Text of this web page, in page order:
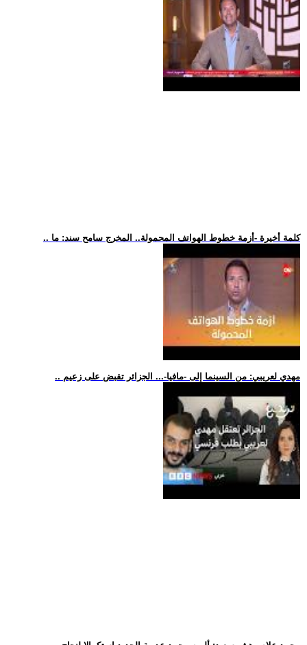
.. كلمة أخيرة -أزمة خطوط الهواتف المحمولة.. المخرج سامح سند: ما
.. مهدي لعريبي: من السينما إلى -مافيا-... الجزائر تقبض على زعيم